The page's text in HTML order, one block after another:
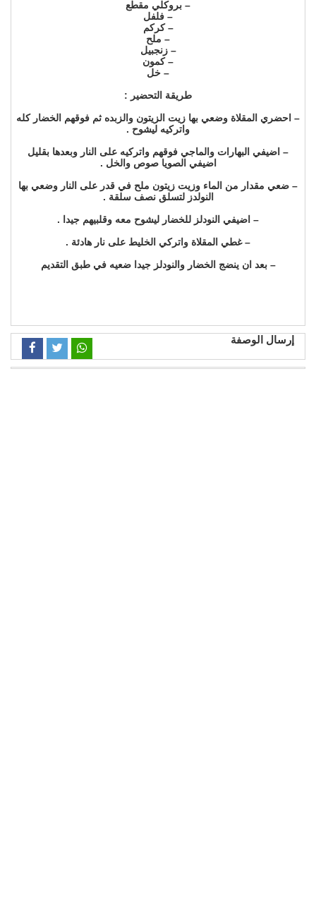
– بروكلي مقطع
– فلفل
– كركم
– ملح
– زنجبيل
– كمون
– خل
طريقة التحضير :
– احضري المقلاة وضعي بها زيت الزيتون والزبده ثم فوقهم الخضار كله
واتركيه ليشوح .
– اضيفي البهارات والماجي فوقهم واتركيه على النار وبعدها بقليل
اضيفي الصويا صوص والخل .
– ضعي مقدار من الماء وزيت زيتون ملح في قدر على النار وضعي بها
النولدز لتسلق نصف سلقة .
– اضيفي النودلز للخضار ليشوح معه وقلبيهم جيدا .
– غطي المقلاة واتركي الخليط على نار هادئة .
– بعد ان ينضج الخضار والنودلز جيدا ضعيه في طبق التقديم
إرسال الوصفة